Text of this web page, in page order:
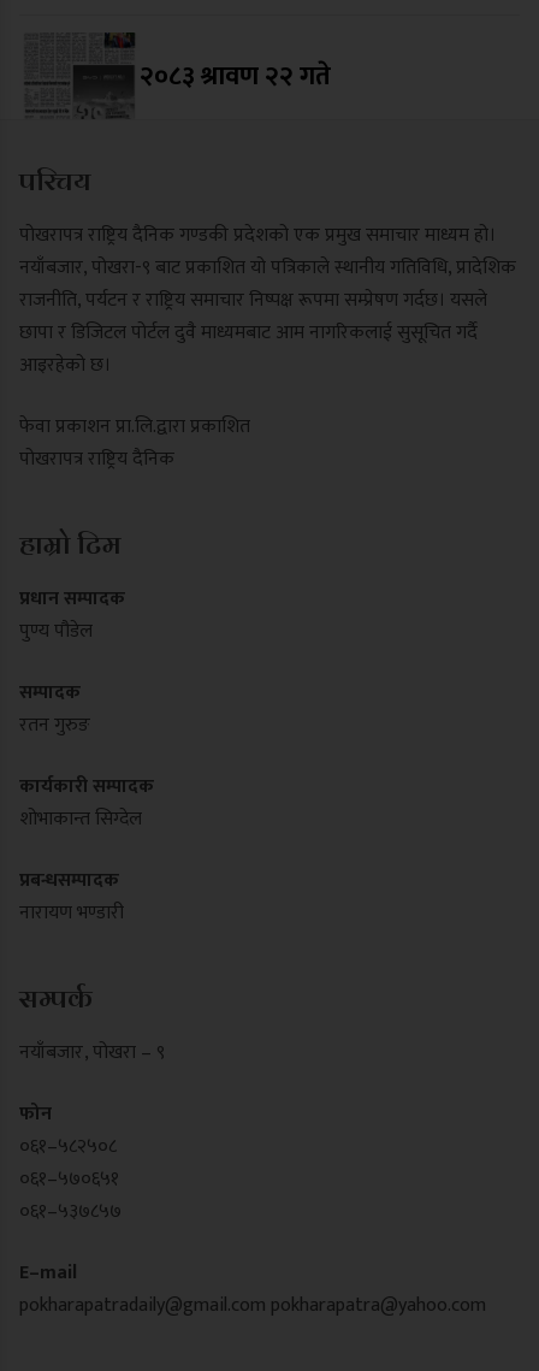
२०८३ श्रावण २२ गते
परिचय
पोखरापत्र राष्ट्रिय दैनिक गण्डकी प्रदेशको एक प्रमुख समाचार माध्यम हो।
नयाँबजार, पोखरा-९ बाट प्रकाशित यो पत्रिकाले स्थानीय गतिविधि, प्रादेशिक
राजनीति, पर्यटन र राष्ट्रिय समाचार निष्पक्ष रूपमा सम्प्रेषण गर्दछ। यसले
छापा र डिजिटल पोर्टल दुवै माध्यमबाट आम नागरिकलाई सुसूचित गर्दै
आइरहेको छ।
फेवा प्रकाशन प्रा.लि.द्वारा प्रकाशित
पोखरापत्र राष्ट्रिय दैनिक
हाम्रो टिम
प्रधान सम्पादक
पुण्य पौडेल
सम्पादक
रतन गुरुङ
कार्यकारी सम्पादक
शोभाकान्त सिग्देल
प्रबन्धसम्पादक
नारायण भण्डारी
सम्पर्क
नयाँबजार , पोखरा – ९
फोन
०६१–५८२५०८
०६१–५७०६५१
०६१–५३७८५७
E–mail
pokharapatradaily@gmail.com pokharapatra@yahoo.com